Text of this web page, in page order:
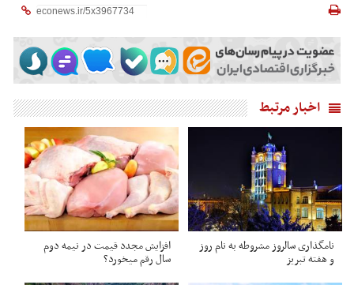
اخبار مرتبط
نامگذاری سالروز مشروطه به نام روز
و هفته تبریز
افزایش مجدد قیمت در نیمه دوم
سال رقم میخورد؟